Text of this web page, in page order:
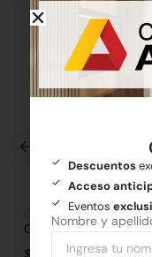
Grifería
Griferia Ultragrif
Descuentos
Acceso
Eventos
Nombre y